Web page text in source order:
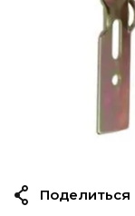
Поделиться